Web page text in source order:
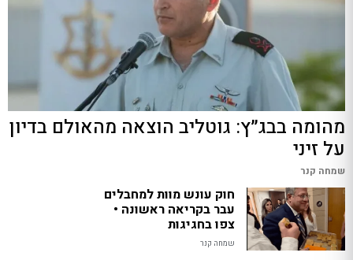
מהומה בבג״ץ: גוטליב הוצאה מהאולם בדיון
על זיני
שמחה קנר
חוק עונש מוות למחבלים
עבר בקריאה ראשונה •
צפו בחגיגות
שמחה קנר